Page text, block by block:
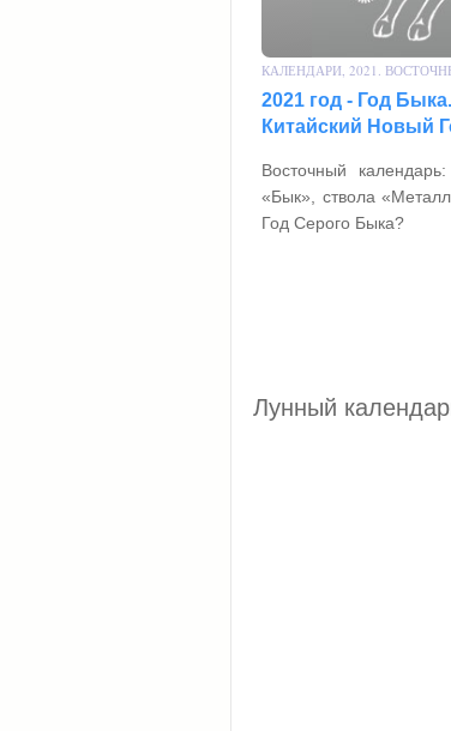
КАЛЕНДАРИ, 2021.
2021 год - Год
Китайский Новый
Восточный
«Бык», ствола
Год Серого Быка?
Лунный